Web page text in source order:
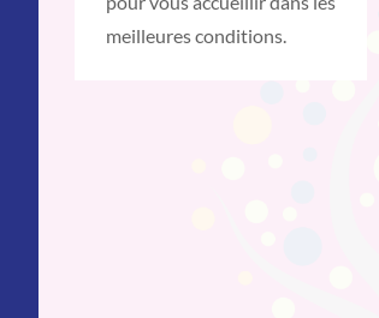
meilleures conditions.